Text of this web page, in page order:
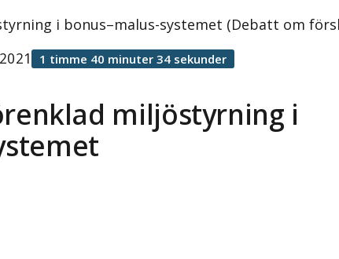
i bonus–malus-systemet (Debatt om
miljöstyrning i
1 timme 40 minuter 34 sekunder